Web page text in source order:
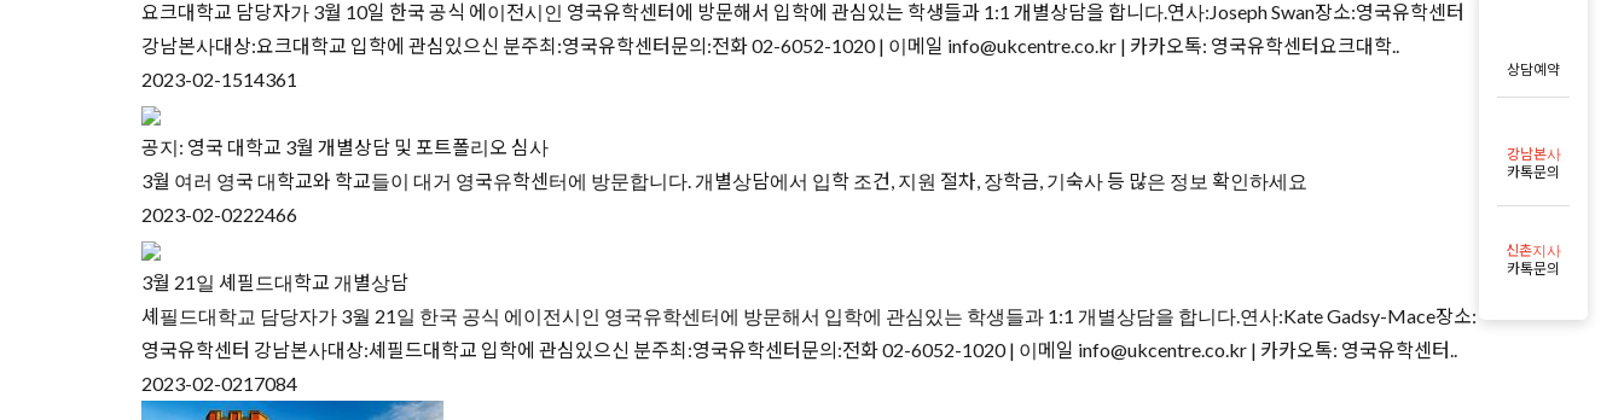
상담예약
강남본사
카톡문의
신촌지사
카톡문의
요크대학교 담당자가 3월 10일 한국 공식 에이전시인 영국유학센터에 방문해서 입학에 관심있는 학생들과 1:1 개별상담을 합니다.연사:Joseph Swan장소:영국유학센터
강남본사대상:요크대학교 입학에 관심있으신 분주최:영국유학센터문의:전화 02-6052-1020 | 이메일 info@ukcentre.co.kr | 카카오톡: 영국유학센터요크대학..
2023-02-1514361
공지: 영국 대학교 3월 개별상담 및 포트폴리오 심사
3월 여러 영국 대학교와 학교들이 대거 영국유학센터에 방문합니다. 개별상담에서 입학 조건, 지원 절차, 장학금, 기숙사 등 많은 정보 확인하세요
2023-02-0222466
3월 21일 셰필드대학교 개별상담
셰필드대학교 담당자가 3월 21일 한국 공식 에이전시인 영국유학센터에 방문해서 입학에 관심있는 학생들과 1:1 개별상담을 합니다.연사:Kate Gadsy-Mace장소:
영국유학센터 강남본사대상:셰필드대학교 입학에 관심있으신 분주최:영국유학센터문의:전화 02-6052-1020 | 이메일 info@ukcentre.co.kr | 카카오톡: 영국유학센터..
2023-02-0217084